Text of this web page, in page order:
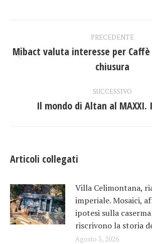
tra
post
PRECEDENTE
Post
precedente:
Mibact valuta interesse per Caffè
chiusura
SUCCESSIVO
Prossimo
Il mondo di Altan al MAXXI.
Articoli collegati
Villa Celimontana,
imperiale. Mosaici,
ipotesi sulla
riscrivono la storia
Agosto 5, 2026